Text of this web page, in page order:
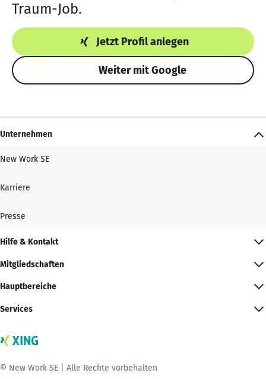
Traum-Job.
Jetzt Profil anlegen
Weiter mit Google
Unternehmen
New Work SE
Karriere
Presse
Hilfe & Kontakt
Mitgliedschaften
Hauptbereiche
Services
© New Work SE | Alle Rechte vorbehalten